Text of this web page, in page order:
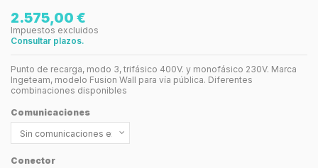
2.575,00 €
Impuestos excluidos
Consultar plazos.
Punto de recarga, modo 3, trifásico 400V. y monofásico 230V. Marca
Ingeteam, modelo Fusion Wall para vía pública. Diferentes
combinaciones disponibles
Comunicaciones
Conector